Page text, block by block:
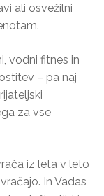
ali osvežilni
vodni fitnes in
– pa naj
za vse
iz leta v leto
In Vadas